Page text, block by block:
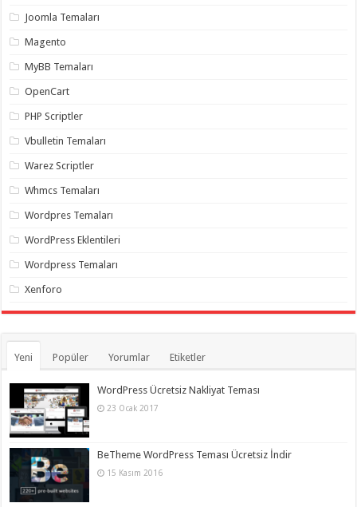
Joomla Temaları
Magento
MyBB Temaları
OpenCart
PHP Scriptler
Vbulletin Temaları
Warez Scriptler
Whmcs Temaları
Wordpres Temaları
WordPress Eklentileri
Wordpress Temaları
Xenforo
Yeni Popüler Yorumlar Etiketler
WordPress Ücretsiz Nakliyat Teması
23 Ocak 2017
BeTheme WordPress Teması Ücretsiz İndir
15 Kasım 2016